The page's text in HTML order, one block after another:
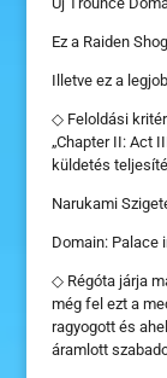
Ez a Raiden
Illetve ez a
◇ Feloldási
„Chapter II: Act
küldetés
Narukami
Domain: Palace
◇ Régóta járja
még fel ezt a
ragyogott és
áramlott